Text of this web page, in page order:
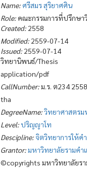
Name: ศรีสมร สุริยาศศิน
Role: คณะกรรมการที่ปรึกษ
Created: 2558
Modified: 2559-07-14
Issued: 2559-07-14
วิทยานิพนธ์/Thesis
application/pdf
CallNumber:ม.ร. ต234 2558
tha
DegreeName:วิทยาศาสตร
Level:ปริญญาโท
Descipline: จิตวิทยาการให้ค
Grantor:มหาวิทยาลัยรามคำ
©copyrights มหาวิทยาลัยร